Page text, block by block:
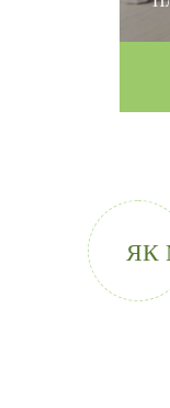
ЯК